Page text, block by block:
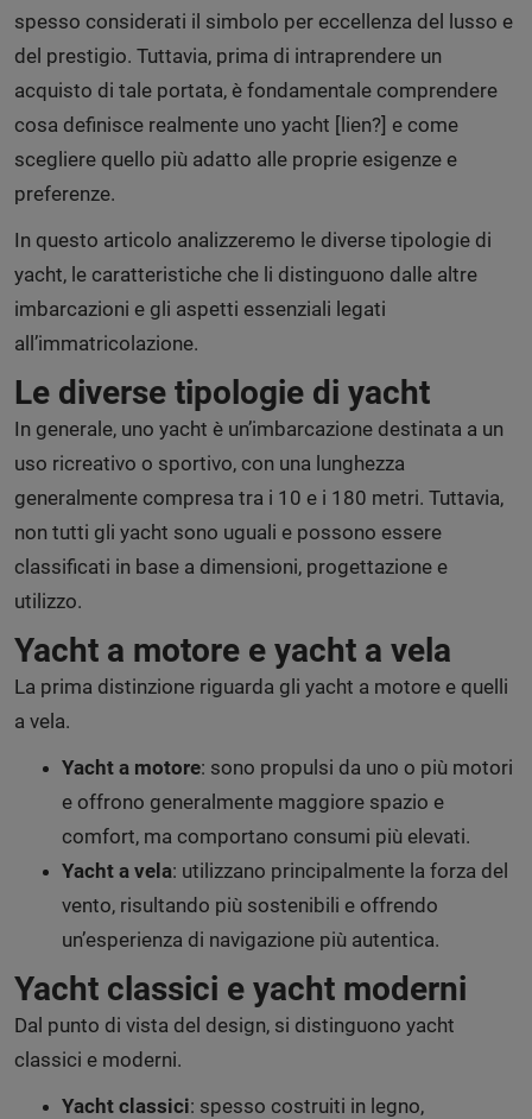
spesso considerati il simbolo per eccellenza del lusso e
del prestigio. Tuttavia, prima di intraprendere un
acquisto di tale portata, è fondamentale comprendere
cosa definisce realmente uno yacht [lien?] e come
scegliere quello più adatto alle proprie esigenze e
preferenze.
In questo articolo analizzeremo le diverse tipologie di
yacht, le caratteristiche che li distinguono dalle altre
imbarcazioni e gli aspetti essenziali legati
all’immatricolazione.
Le diverse tipologie di yacht
In generale, uno yacht è un’imbarcazione destinata a un
uso ricreativo o sportivo, con una lunghezza
generalmente compresa tra i 10 e i 180 metri. Tuttavia,
non tutti gli yacht sono uguali e possono essere
classificati in base a dimensioni, progettazione e
utilizzo.
Yacht a motore e yacht a vela
La prima distinzione riguarda gli yacht a motore e quelli
a vela.
Yacht a motore: sono propulsi da uno o più motori
e offrono generalmente maggiore spazio e
comfort, ma comportano consumi più elevati.
Yacht a vela: utilizzano principalmente la forza del
vento, risultando più sostenibili e offrendo
un’esperienza di navigazione più autentica.
Yacht classici e yacht moderni
Dal punto di vista del design, si distinguono yacht
classici e moderni.
Yacht classici: spesso costruiti in legno,